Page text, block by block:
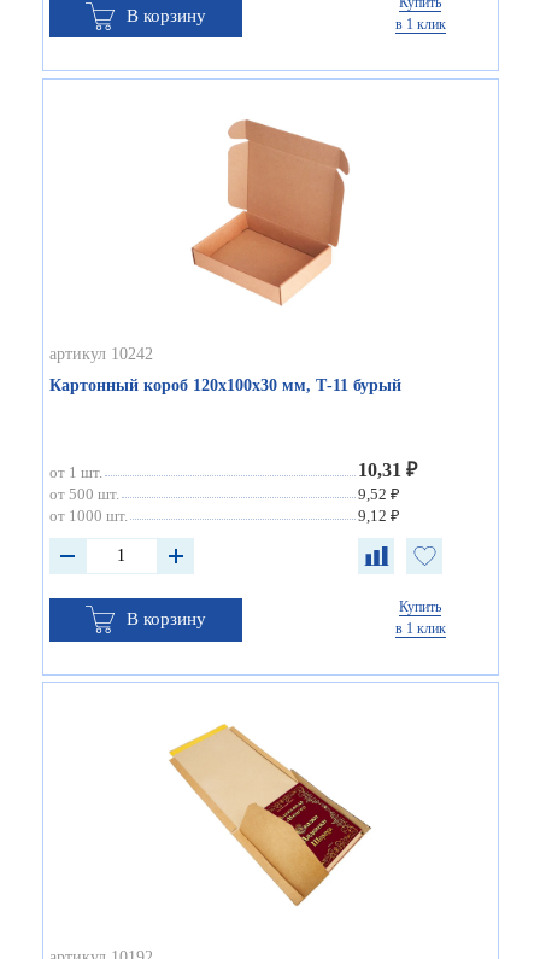
В корзину
в 1 клик
артикул 10242
Картонный короб 120х100х30 мм, Т-11 бурый
от 1 шт. 10,31 ₽
от 500 шт.
9,52 ₽
от 1000 шт.
9,12 ₽
В корзину
Купить
в 1 клик